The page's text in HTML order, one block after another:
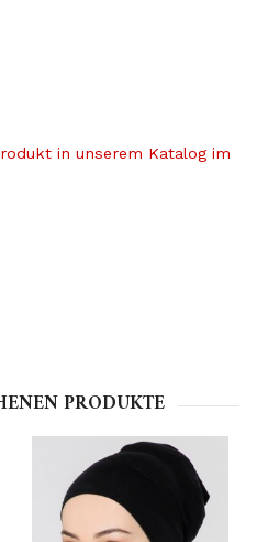
in unserem Katalog im
PRODUKTE